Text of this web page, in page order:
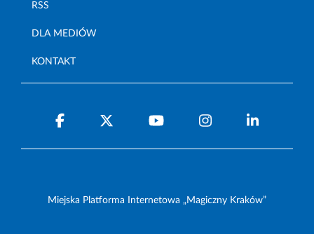
RSS
DLA MEDIÓW
KONTAKT
Miejska Platforma Internetowa „Magiczny Kraków”